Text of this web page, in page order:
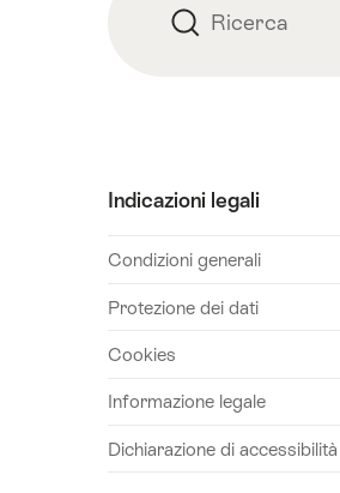
Ricerca Ricerca
Indicazioni legali
Condizioni generali
Protezione dei dati
Cookies
Informazione legale
Dichiarazione di accessibilità